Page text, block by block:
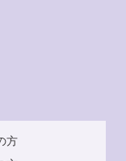
方